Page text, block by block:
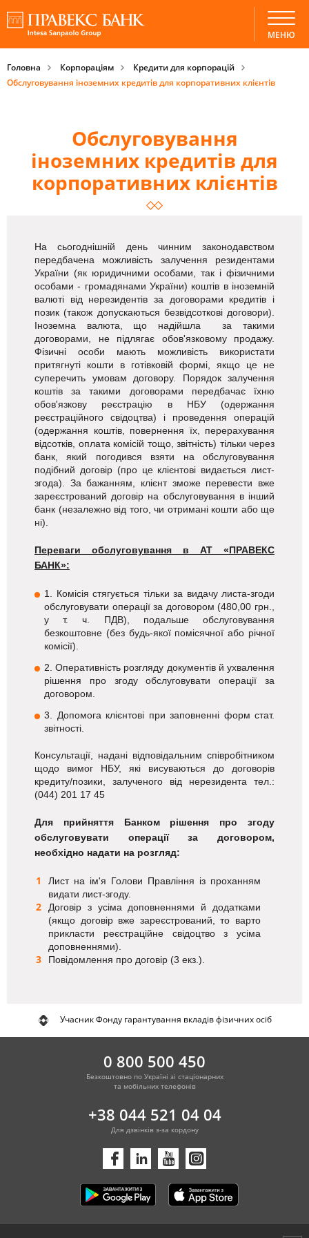
МЕНЮ
Головна Корпораціям
Кредити для корпорацій
Обслуговування іноземних кредитів для корпоративних клієнтів
Обслуговування
іноземних кредитів для
корпоративних клієнтів
На сьогоднішній день чинним законодавством
передбачена можливість залучення резидентами
України (як юридичними особами, так і фізичними
особами - громадянами України) коштів в іноземній
валюті від нерезидентів за договорами кредитів і
позик (також допускаються безвідсоткові договори).
Іноземна валюта, що надійшла за такими
договорами, не підлягає обов'язковому продажу.
Фізичні особи мають можливість використати
притягнуті кошти в готівковій формі, якщо це не
суперечить умовам договору. Порядок залучення
коштів за такими договорами передбачає їхню
обов'язкову реєстрацію в НБУ (одержання
реєстраційного свідоцтва) і проведення операцій
(одержання коштів, повернення їх, перерахування
відсотків, оплата комісій тощо, звітність) тільки через
банк, який погодився взяти на обслуговування
подібний договір (про це клієнтові видається лист-
згода). За бажанням, клієнт зможе перевести вже
зареєстрований договір на обслуговування в інший
банк (незалежно від того, чи отримані кошти або ще
ні).
Переваги обслуговування в АТ «ПРАВЕКС
БАНК»:
1. Комісія стягується тільки за видачу листа-згоди
обслуговувати операції за договором (480,00 грн.,
у т. ч. ПДВ), подальше обслуговування
безкоштовне (без будь-якої помісячної або річної
комісії).
2. Оперативність розгляду документів й ухвалення
рішення про згоду обслуговувати операції за
договором.
3. Допомога клієнтові при заповненні форм стат.
звітності.
Консультації, надані відповідальним співробітником
щодо вимог НБУ, які висуваються до договорів
кредиту/позики, залученого від нерезидента тел.:
(044) 201 17 45
Для прийняття Банком рішення про згоду
обслуговувати операції за договором,
необхідно надати на розгляд:
Лист на ім'я Голови Правління із проханням
видати лист-згоду.
Договір з усіма доповненнями й додатками
(якщо договір вже зареєстрований, то варто
прикласти реєстраційне свідоцтво з усіма
доповненнями).
Повідомлення про договір (3 екз.).
Учасник Фонду гарантування вкладів фізичних осіб
0 800 500 450
Безкоштовно по Україні зі стаціонарних
та мобільних телефонів
+38 044 521 04 04
Для дзвінків з-за кордону